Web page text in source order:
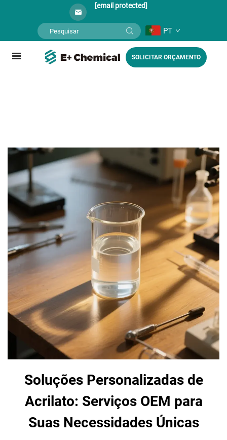
[email protected]
PT
SOLICITAR ORÇAMENTO
Soluções Personalizadas de
Acrilato: Serviços OEM para
Suas Necessidades Únicas